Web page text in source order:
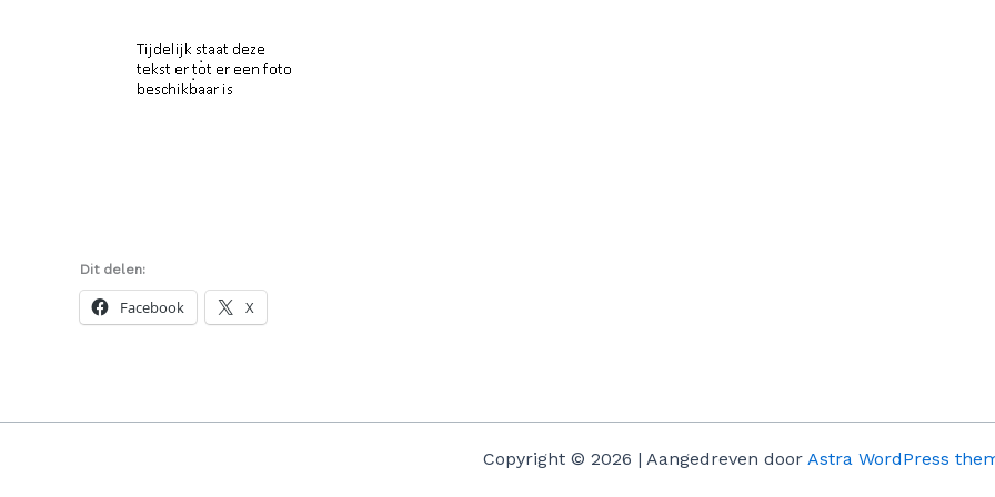
Dit delen:
Facebook X
Copyright © 2026 | Aangedreven door Astra WordPress